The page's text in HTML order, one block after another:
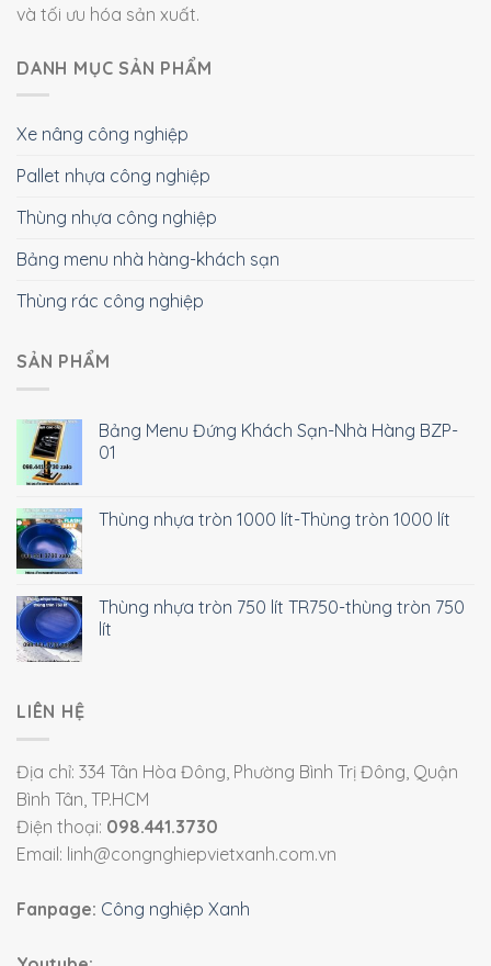
và tối ưu hóa sản xuất.
DANH MỤC SẢN PHẨM
Xe nâng công nghiệp
Pallet nhựa công nghiệp
Thùng nhựa công nghiệp
Bảng menu nhà hàng-khách sạn
Thùng rác công nghiệp
SẢN PHẨM
Bảng Menu Đứng Khách Sạn-Nhà Hàng BZP-
01
Thùng nhựa tròn 1000 lít-Thùng tròn 1000 lít
Thùng nhựa tròn 750 lít TR750-thùng tròn 750
lít
LIÊN HỆ
Địa chỉ: 334 Tân Hòa Đông, Phường Bình Trị Đông, Quận
Bình Tân, TP.HCM
Điện thoại: 098.441.3730
Email: linh@congnghiepvietxanh.com.vn
Fanpage: Công nghiệp Xanh